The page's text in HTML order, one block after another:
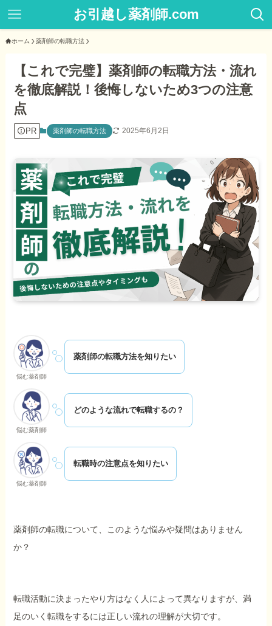
お引越し薬剤師.com
ホーム 薬剤師の転職方法
【これで完璧】薬剤師の転職方法・流れ
を徹底解説！後悔しないため3つの注意
点
PR 薬剤師の転職方法 2025年6月2日
悩む薬剤師
薬剤師の転職方法を知りたい
悩む薬剤師
どのような流れで転職するの？
悩む薬剤師
転職時の注意点を知りたい
薬剤師の転職について、このような悩みや疑問はありません
か？
転職活動に決まったやり方はなく人によって異なりますが、満
足のいく転職をするには正しい流れの理解が大切です。